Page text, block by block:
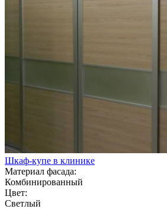
Шкаф-купе в клинике
Материал фасада:
Комбинированный
Цвет:
Светлый